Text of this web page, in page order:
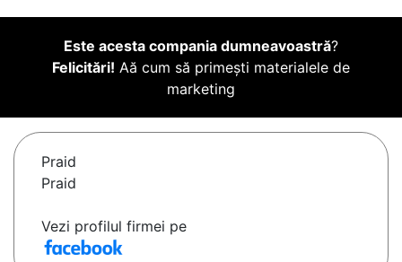
Este acesta compania dumneavoastră?
Felicitări! Aă cum să primești materialele de
marketing
Praid
Praid
Vezi profilul firmei pe